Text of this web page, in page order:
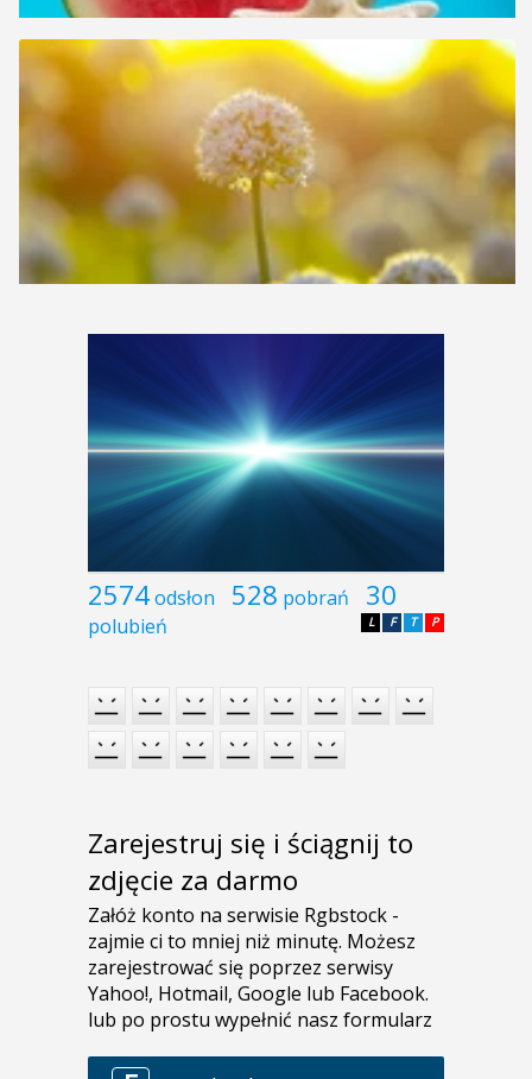
2574odsłon 528 pobrań 30
polubień P
T
F
L
Zarejestruj się i ściągnij to
zdjęcie za darmo